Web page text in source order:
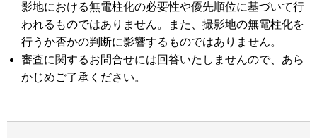
影地における無電柱化の必要性や優先順位に基づいて行
われるものではありません。また、撮影地の無電柱化を
行うか否かの判断に影響するものではありません。
審査に関するお問合せには回答いたしませんので、あら
かじめご了承ください。